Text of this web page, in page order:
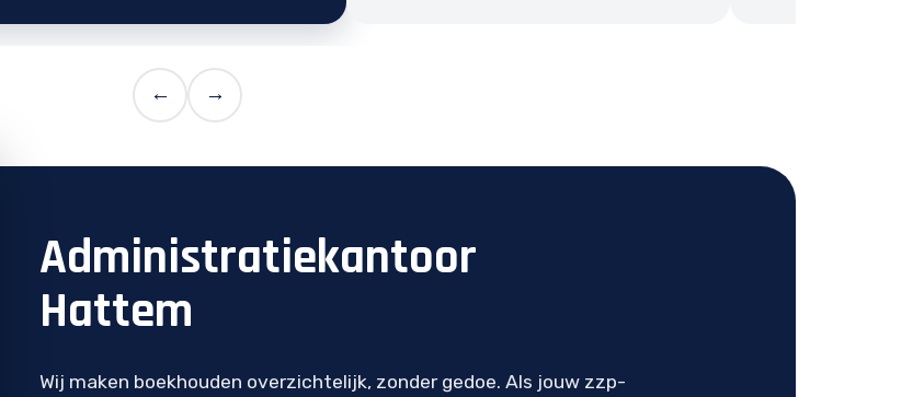
← →
Administratiekantoor
Hattem
Wij maken boekhouden overzichtelijk, zonder gedoe. Als jouw zzp-